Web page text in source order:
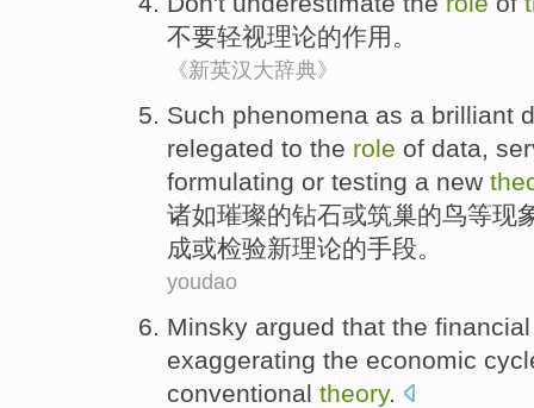
不要轻视理论的作用 。
《新英汉大辞典》
Such phenomena as a brilliant
relegated to the role of data,
formulating or testing a new
诸如璀璨的钻石或筑巢的鸟等现
成或检验新理论的手段。
youdao
Minsky argued that the financial
exaggerating the economic
conventional theory.